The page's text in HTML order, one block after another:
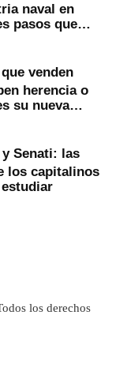
naval en
pasos que
venden
herencia o
su nueva
y Senati: las
los capitalinos
los derechos